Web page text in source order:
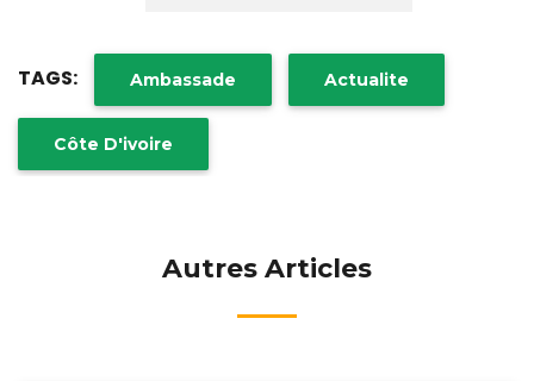
TAGS: Ambassade Actualite
Côte D'ivoire
Autres Articles